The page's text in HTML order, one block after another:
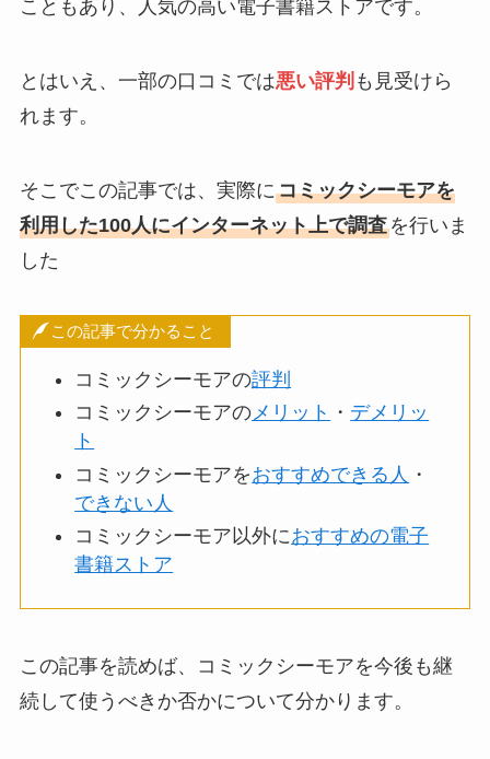
こともあり、人気の高い電子書籍ストアです。
とはいえ、一部の口コミでは悪い評判 も見受けら
れます。
そこでこの記事では、実際にコミックシーモアを
利用した100人にインターネット上で調査を行いま
した
この記事で分かること
コミックシーモアの評判
コミックシーモアのメリット ・ デメリッ
ト
コミックシーモアをおすすめできる人 ・
できない人
コミックシーモア以外におすすめの電子
書籍ストア
この記事を読めば、コミックシーモアを今後も継
続して使うべきか否かについて分かります。